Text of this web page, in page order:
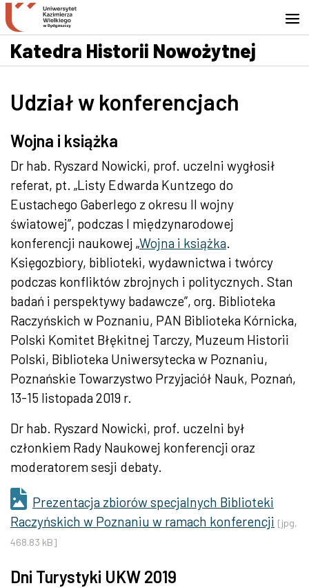
Przejdź do wyszukiwarki
Przejdź do treści
Przejdź do stopki - Kontakt
Katedra Historii Nowożytnej
Udział w konferencjach
Wojna i książka
Dr hab. Ryszard Nowicki, prof. uczelni wygłosił
referat, pt. „Listy Edwarda Kuntzego do
Eustachego Gaberlego z okresu II wojny
światowej”, podczas I międzynarodowej
konferencji naukowej „Wojna i książka.
Księgozbiory, biblioteki, wydawnictwa i twórcy
podczas konfliktów zbrojnych i politycznych. Stan
badań i perspektywy badawcze”, org. Biblioteka
Raczyńskich w Poznaniu, PAN Biblioteka Kórnicka,
Polski Komitet Błękitnej Tarczy, Muzeum Historii
Polski, Biblioteka Uniwersytecka w Poznaniu,
Poznańskie Towarzystwo Przyjaciół Nauk, Poznań,
13-15 listopada 2019 r.
Dr hab. Ryszard Nowicki, prof. uczelni był
członkiem Rady Naukowej konferencji oraz
moderatorem sesji debaty.
Prezentacja zbiorów specjalnych Biblioteki
Raczyńskich w Poznaniu w ramach konferencji [jpg,
468.83 kB]
Dni Turystyki UKW 2019